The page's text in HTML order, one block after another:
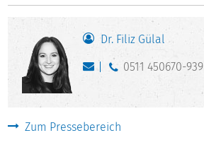
Dr. Filiz Gülal
0511 450670-939
Zum Pressebereich